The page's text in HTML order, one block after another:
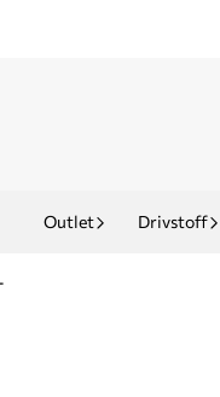
Outlet Drivstoff